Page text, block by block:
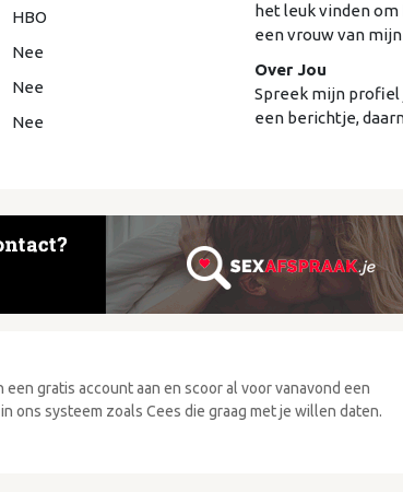
HBO
Nee
Nee
Nee
het leuk vinden
een vrouw van
Over Jou
Spreek mijn profiel
een berichtje,
gratis account aan en scoor al voor vanavond een
ons systeem zoals Cees die graag met je willen daten.